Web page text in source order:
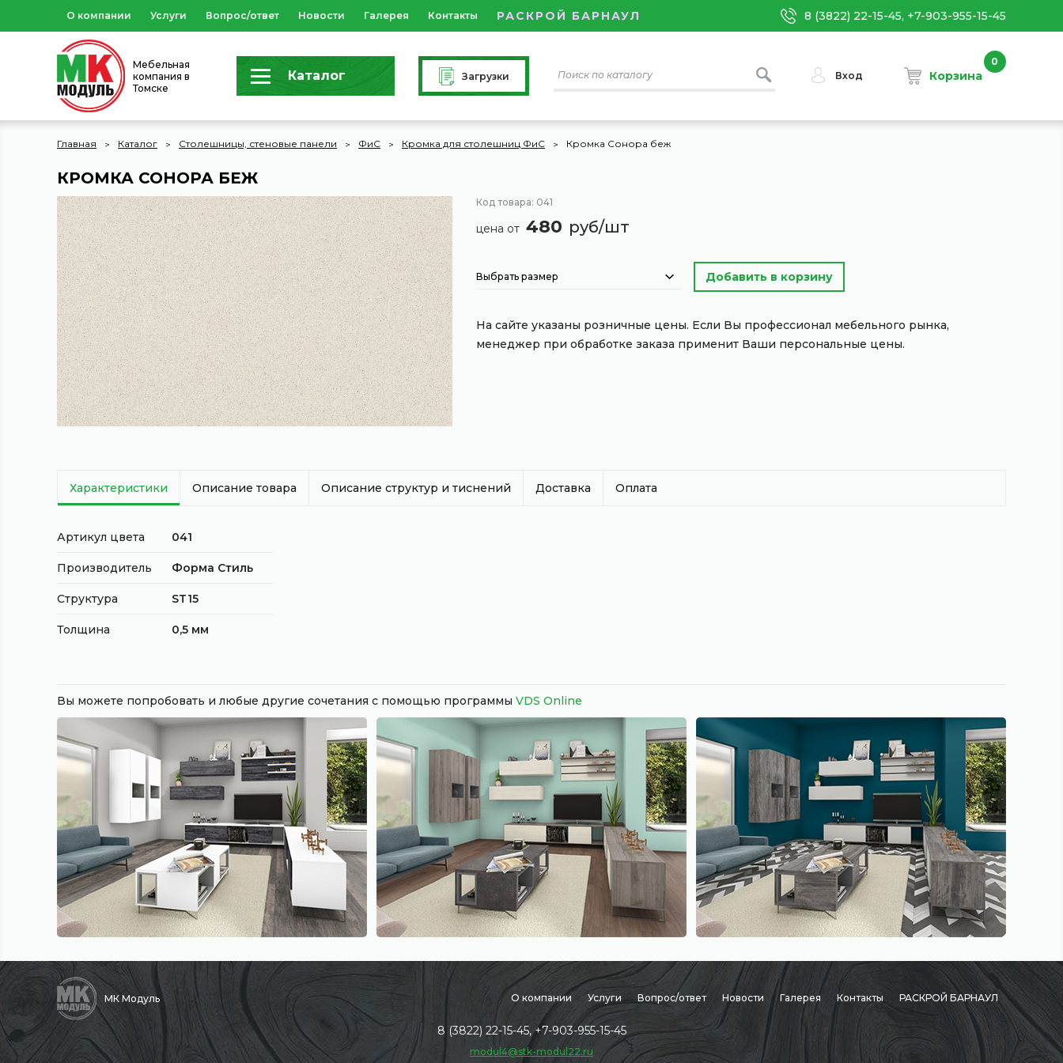
О компании Услуги Вопрос/ответ Новости Галерея Контакты РАСКРОЙ БАРНАУЛ 8 (3822) 22-15-45, +7-903-955-15-45
Мебельная
компания в
Томске
Каталог Загрузки Вход Корзина
0
Главная Каталог Столешницы, стеновые панели ФиС Кромка для столешниц ФиС Кромка Сонора беж
КРОМКА СОНОРА БЕЖ
Код товара: 041
цена от 480 руб/шт
Выбрать размер
На сайте указаны розничные цены. Если Вы профессионал мебельного рынка,
менеджер при обработке заказа применит Ваши персональные цены.
Характеристики Описание товара Описание структур и тиснений Доставка Оплата
Артикул цвета 041
Производитель Форма Стиль
Структура ST15
Толщина 0,5 мм
Вы можете попробовать и любые другие сочетания с помощью программы VDS Online
МК Модуль О компании Услуги Вопрос/ответ Новости Галерея Контакты РАСКРОЙ БАРНАУЛ
8 (3822) 22-15-45, +7-903-955-15-45
modul4@stk-modul22.ru